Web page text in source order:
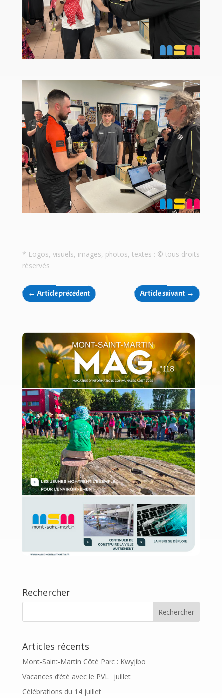
* Logos, visuels, images, photos, textes : © tous droits
réservés
← Article précédent Article suivant →
Rechercher
Articles récents
Mont-Saint-Martin Côté Parc : Kwyjibo
Vacances d’été avec le PVL : juillet
Célébrations du 14 juillet